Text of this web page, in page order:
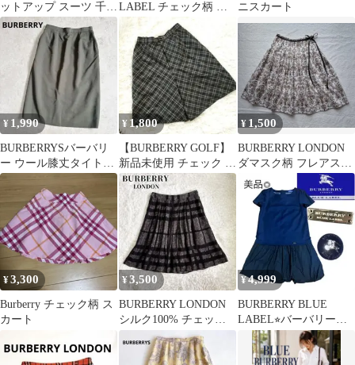
ットアップ スーツ 千鳥
格子 半袖 スカート
LABEL チェック柄 フ
レアスカート 38
ニスカート
¥ 1,990
BURBERRYSバーバリ
ー ウール膝丈タイトス
カート L 13 vintage
¥ 1,800
【BURBERRY GOLF】
新品未使用 チェック キ
ュロット M
¥ 1,500
BURBERRY LONDON
ダマスク柄 フレアスカ
ート サイズ38
¥3,300
Burberry チェック柄 ス
カート
¥3,500
BURBERRY LONDON
シルク100% チェック
フレア スカート
¥ 4,999
BURBERRY BLUE
LABEL⭐︎バーバリー
ネイビー半袖バルーン
スカート